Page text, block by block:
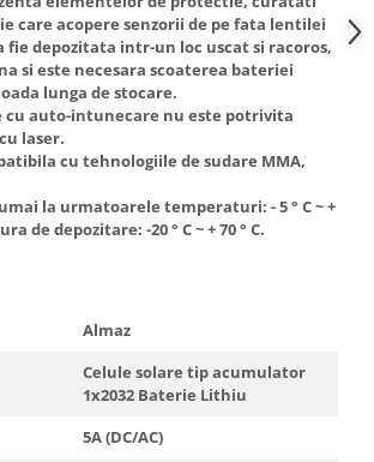
care acopere senzorii de pe fata lentilei
fie depozitata intr-un loc uscat si racoros,
si este necesara scoaterea bateriei
lunga de stocare.
cu auto-intunecare nu este potrivita
laser.
cu tehnologiile de sudare MMA,
la urmatoarele temperaturi: - 5 ° C ~ +
de depozitare: -20 ° C ~ + 70 ° C.
Almaz
Celule solare tip acumulator
1x2032 Baterie Lithiu
5A (DC/AC)